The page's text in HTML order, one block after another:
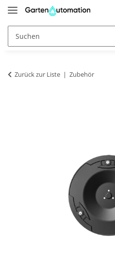
Zurück zur Liste Zubehör